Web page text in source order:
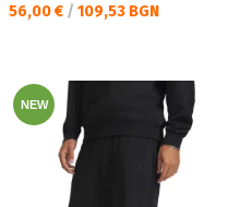
Текуща цена:
56,00 € / 109,53 BGN
NEW